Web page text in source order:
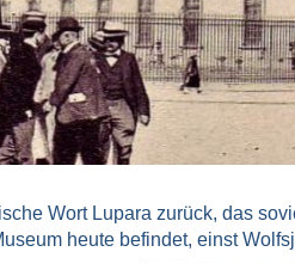
Wort Lupara zurück, das
heute befindet, einst